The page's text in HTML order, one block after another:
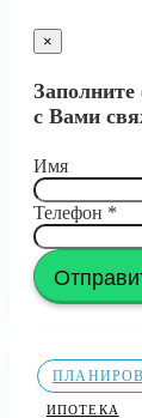
×
с Вами
Имя
Телефон *
ИПОТЕКА